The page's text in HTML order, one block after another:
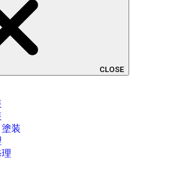
CLOSE
装